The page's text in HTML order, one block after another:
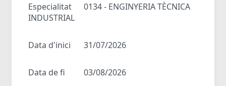
Especialitat
0134 - ENGINYERIA TÈCNICA
INDUSTRIAL
Data d'inici 31/07/2026
Data de fi 03/08/2026